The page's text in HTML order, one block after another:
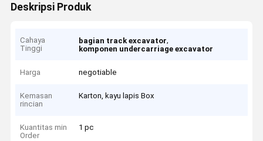
Deskripsi Produk
Cahaya
Tinggi
bagian track excavator,
komponen undercarriage excavator
Harga negotiable
Kemasan
rincian
Karton, kayu lapis Box
Kuantitas min
Order
1 pc